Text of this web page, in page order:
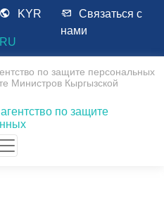
KYR
RU
Связаться с
нами
по защите персональных
Министров Кыргызской
по защите